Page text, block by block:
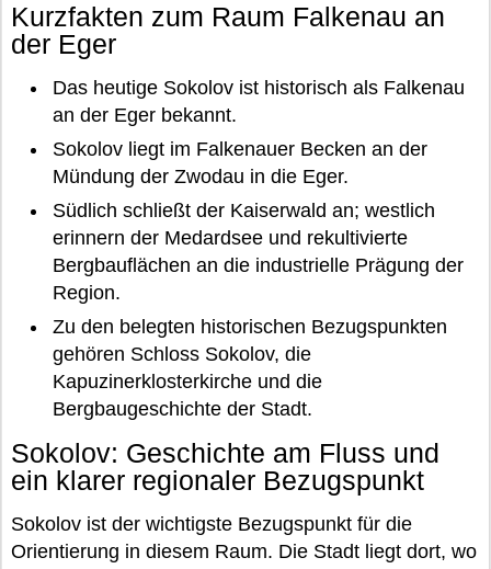
Kurzfakten zum Raum Falkenau an
der Eger
Das heutige Sokolov ist historisch als Falkenau
an der Eger bekannt.
Sokolov liegt im Falkenauer Becken an der
Mündung der Zwodau in die Eger.
Südlich schließt der Kaiserwald an; westlich
erinnern der Medardsee und rekultivierte
Bergbauflächen an die industrielle Prägung der
Region.
Zu den belegten historischen Bezugspunkten
gehören Schloss Sokolov, die
Kapuzinerklosterkirche und die
Bergbaugeschichte der Stadt.
Sokolov: Geschichte am Fluss und
ein klarer regionaler Bezugspunkt
Sokolov ist der wichtigste Bezugspunkt für die
Orientierung in diesem Raum. Die Stadt liegt dort, wo